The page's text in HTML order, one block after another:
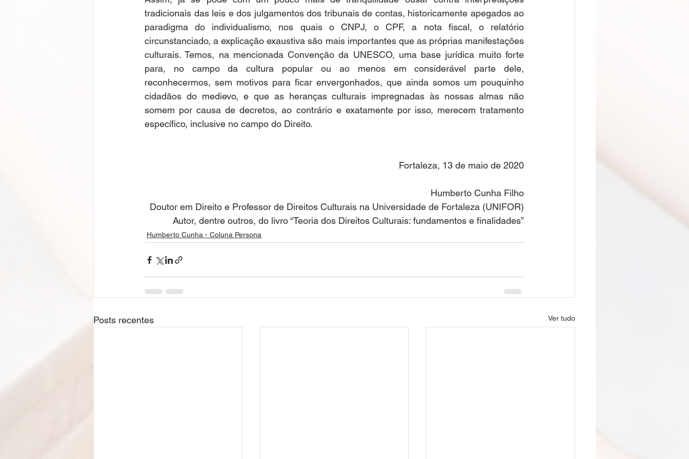
tradicionais das leis e dos julgamentos dos tribunais de contas, historicamente apegados ao
paradigma do individualismo, nos quais o CNPJ, o CPF, a nota fiscal, o relatório
circunstanciado, a explicação exaustiva são mais importantes que as próprias manifestações
culturais. Temos, na mencionada Convenção da UNESCO, uma base jurídica muito forte
para, no campo da cultura popular ou ao menos em considerável parte dele,
reconhecermos, sem motivos para ficar envergonhados, que ainda somos um pouquinho
cidadãos do medievo, e que as heranças culturais impregnadas às nossas almas não
somem por causa de decretos, ao contrário e exatamente por isso, merecem tratamento
específico, inclusive no campo do Direito.
Fortaleza, 13 de maio de 2020
Humberto Cunha Filho
Doutor em Direito e Professor de Direitos Culturais na Universidade de Fortaleza (UNIFOR)
Autor, dentre outros, do livro “Teoria dos Direitos Culturais: fundamentos e finalidades”
Humberto Cunha - Coluna Persona
Posts recentes Ver tudo